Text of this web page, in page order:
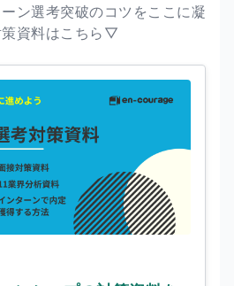
ン選考突破のコツをここに凝
資料はこちら▽